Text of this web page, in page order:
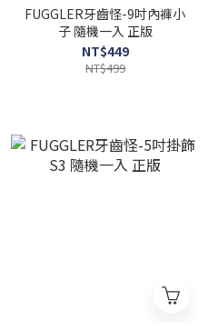
FUGGLER牙齒怪-9吋內褲小
子 隨機一入 正版
NT$449
NT$499